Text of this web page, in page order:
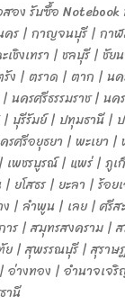
อง รับซื้อ Notebook
คร | กาญจนบุรี | กา
ชิงเทรา | ชลบุรี | ชั
รัง | ตราด | ตาก |
นครศรีธรรมราช | น
บุรีรัมย์ | ปทุมธานี |
ศรีอยุธยา | พะเยา
พชรบูรณ์ | แพร่ | ภู
ยโสธร | ยะลา | ร้อย
| ลำพูน | เลย | ศรี
ร | สมุทรสงคราม |
ย | สุพรรณบุรี | สุรา
อ่างทอง | อำนาจเจ
านี